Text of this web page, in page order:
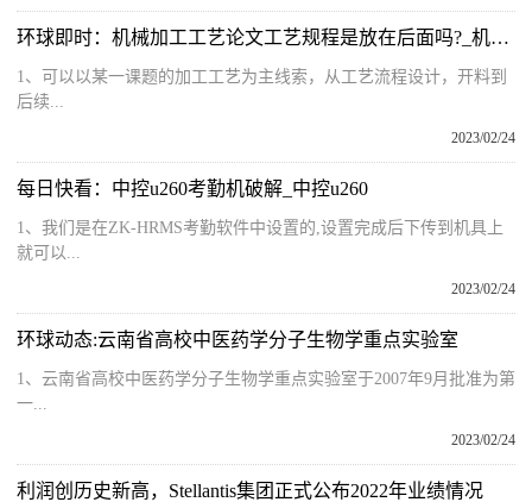
环球即时：机械加工工艺论文工艺规程是放在后面吗?_机械加工工艺论文
1、可以以某一课题的加工工艺为主线索，从工艺流程设计，开料到
后续...
2023/02/24
每日快看：中控u260考勤机破解_中控u260
1、我们是在ZK-HRMS考勤软件中设置的,设置完成后下传到机具上
就可以...
2023/02/24
环球动态:云南省高校中医药学分子生物学重点实验室
1、云南省高校中医药学分子生物学重点实验室于2007年9月批准为第
一...
2023/02/24
利润创历史新高，Stellantis集团正式公布2022年业绩情况